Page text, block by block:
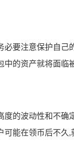
必要注意保护自己
中的资产就将面临
度的波动性和不确
能在领币后不久,